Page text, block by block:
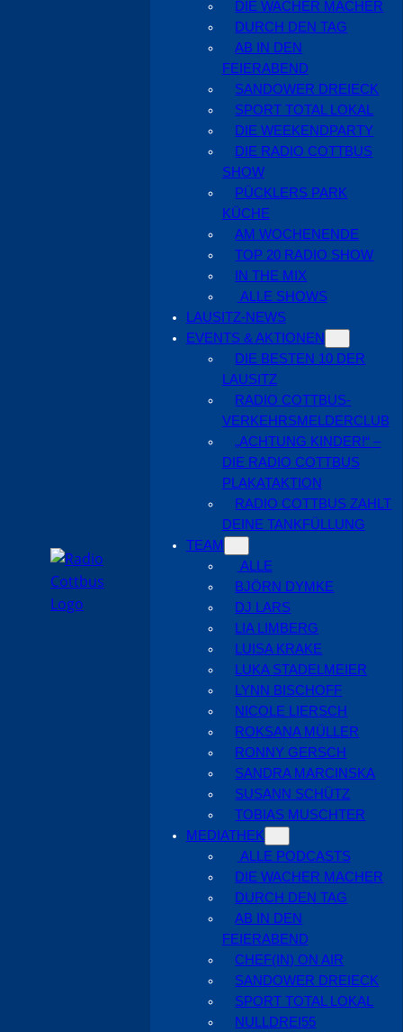
DIE WACHER MACHER
DURCH DEN TAG
AB IN DEN
FEIERABEND
SANDOWER DREIECK
SPORT TOTAL LOKAL
DIE WEEKENDPARTY
DIE RADIO COTTBUS
SHOW
PÜCKLERS PARK
KÜCHE
AM WOCHENENDE
TOP 20 RADIO SHOW
IN THE MIX
ALLE SHOWS
LAUSITZ-NEWS
EVENTS & AKTIONEN
DIE BESTEN 10 DER
LAUSITZ
RADIO COTTBUS-
VERKEHRSMELDERCLUB
„ACHTUNG KINDER!“ –
DIE RADIO COTTBUS
PLAKATAKTION
RADIO COTTBUS ZAHLT
DEINE TANKFÜLLUNG
TEAM
ALLE
BJÖRN DYMKE
DJ LARS
LIA LIMBERG
LUISA KRAKE
LUKA STADELMEIER
LYNN BISCHOFF
NICOLE LIERSCH
ROKSANA MÜLLER
RONNY GERSCH
SANDRA MARCINSKA
SUSANN SCHÜTZ
TOBIAS MUSCHTER
MEDIATHEK
ALLE PODCASTS
DIE WACHER MACHER
DURCH DEN TAG
AB IN DEN
FEIERABEND
CHEF(IN) ON AIR
SANDOWER DREIECK
SPORT TOTAL LOKAL
NULLDREI55